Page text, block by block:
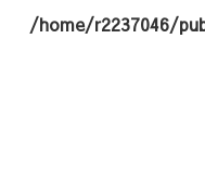
/home/r2237046/